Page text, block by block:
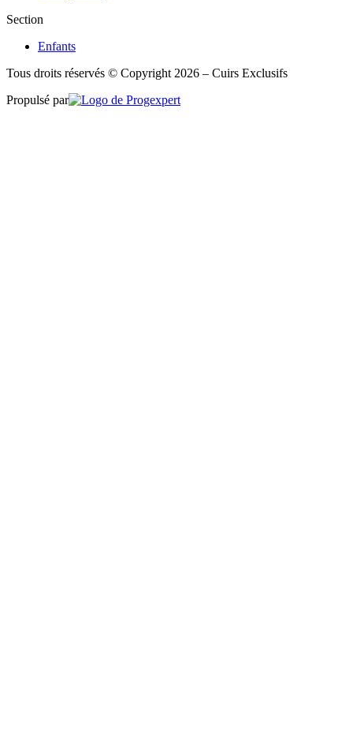
Section
Enfants
Tous droits réservés © Copyright 2026 – Cuirs Exclusifs
Propulsé par